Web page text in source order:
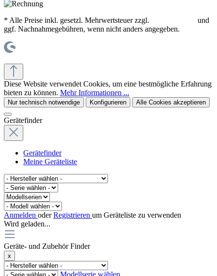
* Alle Preise inkl. gesetzl. Mehrwertsteuer zzgl.
und
ggf. Nachnahmegebühren, wenn nicht anders angegeben.
Diese Website verwendet Cookies, um eine bestmögliche Erfahrung
bieten zu können. Mehr Informationen ...
Nur technisch notwendige Konfigurieren Alle Cookies akzeptieren
Gerätefinder
Gerätefinder
Meine Geräteliste
Anmelden oderRegistrieren um Geräteliste zu verwenden
Wird geladen...
Geräte- und Zubehör Finder
x
Modellserie wählen